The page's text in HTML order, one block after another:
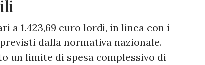
a 1.423,69 euro lordi, in linea con i
dalla normativa nazionale.
un limite di spesa complessivo di